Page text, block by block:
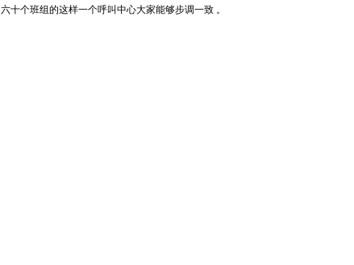
六十个班组的这样一个呼叫中心大家能够步调一致 。